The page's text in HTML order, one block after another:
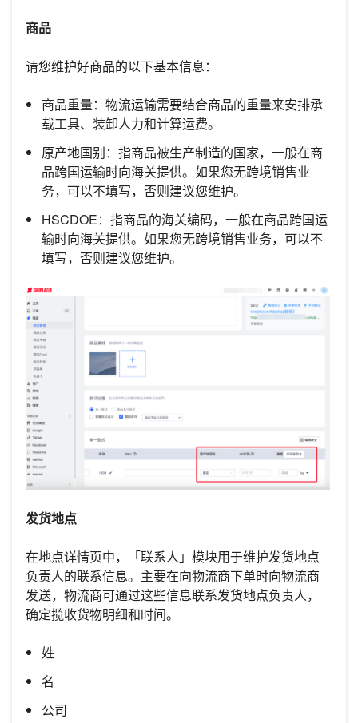
商品
请您维护好商品的以下基本信息：
商品重量：物流运输需要结合商品的重量来安排承
载工具、装卸人力和计算运费。
原产地国别：指商品被生产制造的国家，一般在商
品跨国运输时向海关提供。如果您无跨境销售业
务，可以不填写，否则建议您维护。
HSCDOE：指商品的海关编码，一般在商品跨国运
输时向海关提供。如果您无跨境销售业务，可以不
填写，否则建议您维护。
发货地点
在地点详情页中，「联系人」模块用于维护发货地点
负责人的联系信息。主要在向物流商下单时向物流商
发送，物流商可通过这些信息联系发货地点负责人，
确定揽收货物明细和时间。
姓
名
公司